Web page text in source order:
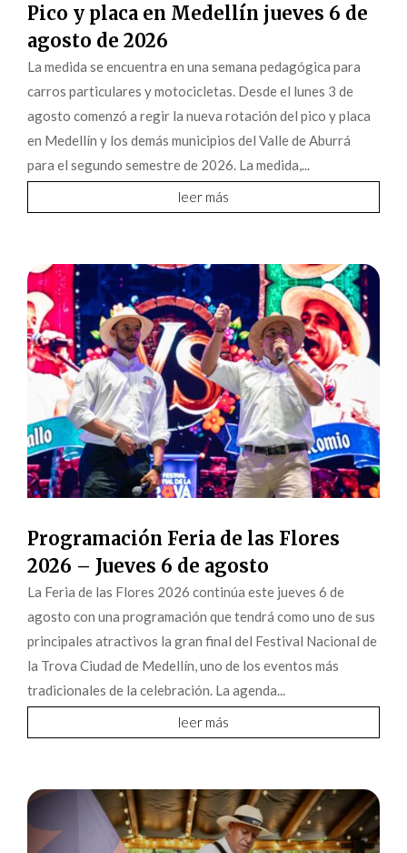
Pico y placa en Medellín jueves 6 de
agosto de 2026
La medida se encuentra en una semana pedagógica para
carros particulares y motocicletas. Desde el lunes 3 de
agosto comenzó a regir la nueva rotación del pico y placa
en Medellín y los demás municipios del Valle de Aburrá
para el segundo semestre de 2026. La medida,...
leer más
Programación Feria de las Flores
2026 – Jueves 6 de agosto
La Feria de las Flores 2026 continúa este jueves 6 de
agosto con una programación que tendrá como uno de sus
principales atractivos la gran final del Festival Nacional de
la Trova Ciudad de Medellín, uno de los eventos más
tradicionales de la celebración. La agenda...
leer más